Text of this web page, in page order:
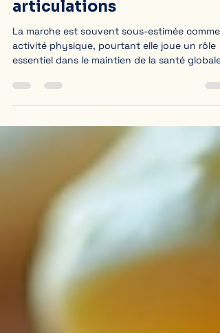
corps et la santé de vos
articulations
La marche est souvent sous-estimée comme
activité physique, pourtant elle joue un rôle
essentiel dans le maintien de la santé globale.
sur les articulations, la colonne vertébrale et
même sur l’équilibre du corps. Ce blog explore
comment cette activité simple peut améliorer
votre bien-être, en lien avec la chiropratique
la santé articulaire. La marche, un exercice
naturel pour les art